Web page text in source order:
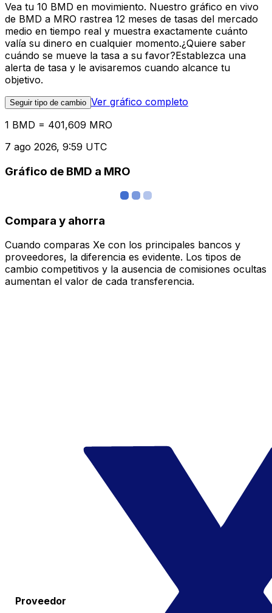
Vea tu 10 BMD en movimiento. Nuestro gráfico en vivo
de BMD a MRO rastrea 12 meses de tasas del mercado
medio en tiempo real y muestra exactamente cuánto
valía su dinero en cualquier momento.¿Quiere saber
cuándo se mueve la tasa a su favor?Establezca una
alerta de tasa y le avisaremos cuando alcance tu
objetivo.
Seguir tipo de cambio Ver gráfico completo
1 BMD = 401,609 MRO
7 ago 2026, 9:59 UTC
Gráfico de BMD a MRO
Compara y ahorra
Cuando comparas Xe con los principales bancos y
proveedores, la diferencia es evidente. Los tipos de
cambio competitivos y la ausencia de comisiones ocultas
aumentan el valor de cada transferencia.
Proveedor